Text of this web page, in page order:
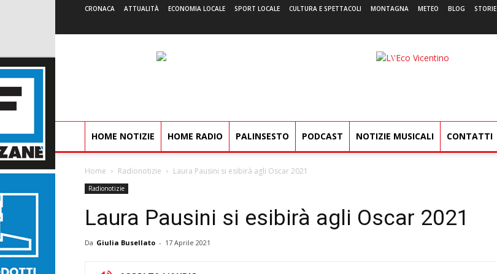
CRONACA ATTUALITÀ ECONOMIA LOCALE SPORT LOCALE CULTURA E SPETTACOLI MONTAGNA METEO BLOG STORIE
L'Eco
HOME NOTIZIE HOME RADIO PALINSESTO PODCAST NOTIZIE MUSICALI CONTATTI
Home Radionotizie Laura Pausini si esibirà agli Oscar 2021
Radionotizie
Laura Pausini si esibirà agli Oscar 2021
Da Giulia Busellato - 17 Aprile 2021